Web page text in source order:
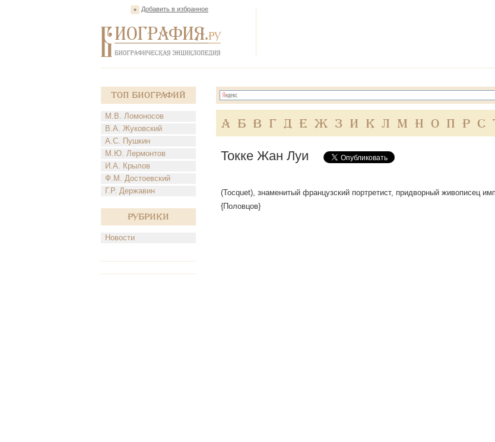
Добавить в избранное
Топ Биографий
М.В. Ломоносов
В.А. Жуковский
А.С. Пушкин
М.Ю. Лермонтов
И.А. Крылов
Ф.М. Достоевский
Г.Р. Державин
Рубрики
Новости
А Б В Г Д Е Ж З И К Л М Н О П Р С
Токке Жан Луи
(Tocquet), знаменитый французский портретист, придворный живописец
{Половцов}